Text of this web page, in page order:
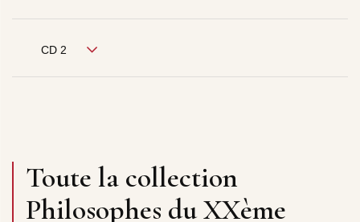
CD 2
Toute la collection
Philosophes du XXème